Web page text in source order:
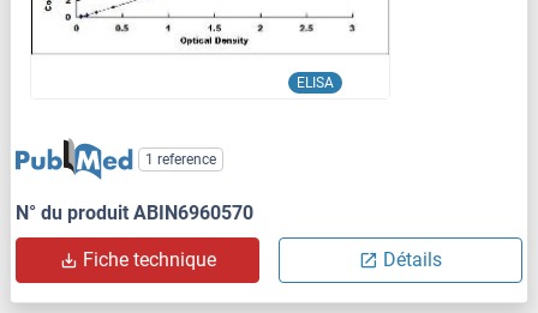
ELISA
1 reference
N° du produit ABIN6960570
Fiche technique Détails